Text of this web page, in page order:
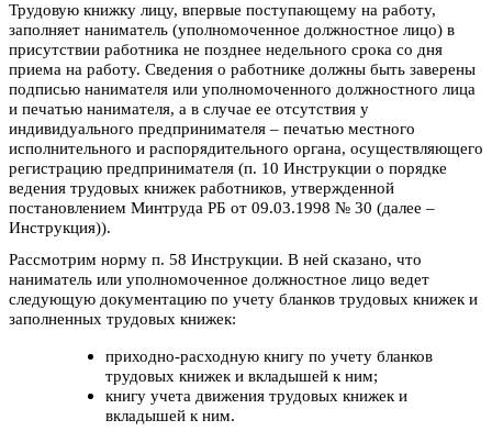
Трудовую книжку лицу, впервые поступающему на работу,
заполняет наниматель (уполномоченное должностное лицо) в
присутствии работника не позднее недельного срока со дня
приема на работу. Сведения о работнике должны быть заверены
подписью нанимателя или уполномоченного должностного лица
и печатью нанимателя, а в случае ее отсутствия у
индивидуального предпринимателя – печатью местного
исполнительного и распорядительного органа, осуществляющего
регистрацию предпринимателя (п. 10 Инструкции о порядке
ведения трудовых книжек работников, утвержденной
постановлением Минтруда РБ от 09.03.1998 № 30 (далее –
Инструкция)).
Рассмотрим норму п. 58 Инструкции. В ней сказано, что
наниматель или уполномоченное должностное лицо ведет
следующую документацию по учету бланков трудовых книжек и
заполненных трудовых книжек:
приходно-расходную книгу по учету бланков
трудовых книжек и вкладышей к ним;
книгу учета движения трудовых книжек и
вкладышей к ним.